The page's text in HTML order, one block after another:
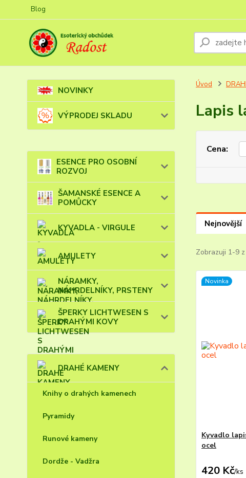
Blog
NOVINKY
VÝPRODEJ SKLADU
ESENCE PRO OSOBNÍ
ROZVOJ
ŠAMANSKÉ ESENCE A
POMŮCKY
KYVADLA - VIRGULE
AMULETY
NÁRAMKY,
NÁHRDELNÍKY, PRSTENY
ŠPERKY LICHTWESEN S
DRAHÝMI KOVY
DRAHÉ KAMENY
Knihy o drahých kamenech
Pyramidy
Runové kameny
Dordže - Vadžra
Úvod
Lapis
Cena:
Nejnovější
Zobrazuji 1-9
Novinka
Kyvadlo
ocel
420 Kč/ks